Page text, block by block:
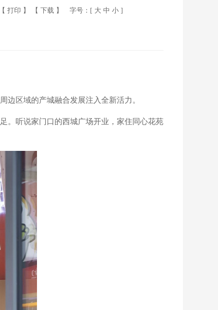
打印 】 【 下载 】 字号：[ 大 中 小]
边区域的产城融合发展注入全新活力。
。听说家门口的西城广场开业，家住同心花苑